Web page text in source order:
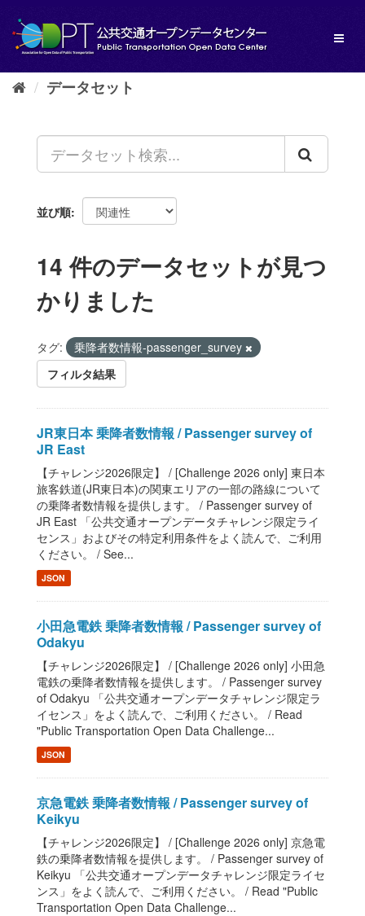
し
データセット
並び順
14 件のデータセットが見つ
かりました
タグ:
乗降者数情報-passenger_survey
フィルタ結果
JR東日本 乗降者数情報 / Passenger survey of
JR East
【チャレンジ2026限定】 / [Challenge 2026 only] 東日本
旅客鉄道(JR東日本)の関東エリアの一部の路線について
の乗降者数情報を提供します。 / Passenger survey of
JR East 「公共交通オープンデータチャレンジ限定ライ
センス」およびその特定利用条件をよく読んで、ご利用
ください。 / See...
JSON
小田急電鉄 乗降者数情報 / Passenger survey of
Odakyu
【チャレンジ2026限定】 / [Challenge 2026 only] 小田急
電鉄の乗降者数情報を提供します。 / Passenger survey
of Odakyu 「公共交通オープンデータチャレンジ限定ラ
イセンス」をよく読んで、ご利用ください。 / Read
"Public Transportation Open Data Challenge...
JSON
京急電鉄 乗降者数情報 / Passenger survey of
Keikyu
【チャレンジ2026限定】 / [Challenge 2026 only] 京急電
鉄の乗降者数情報を提供します。 / Passenger survey of
Keikyu 「公共交通オープンデータチャレンジ限定ライセ
ンス」をよく読んで、ご利用ください。 / Read "Public
Transportation Open Data Challenge...